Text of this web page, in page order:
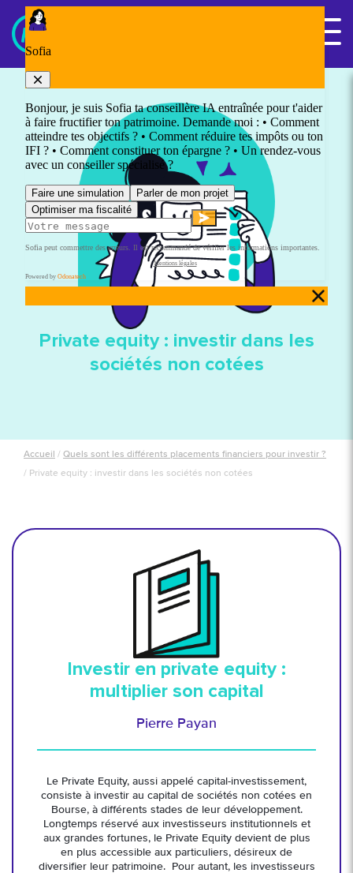
Panneau de gestion des cookies
Private equity : investir dans les
sociétés non cotées
Accueil / Quels sont les différents placements financiers pour investir ?
/ Private equity : investir dans les sociétés non cotées
Investir en private equity :
multiplier son capital
Pierre Payan
Le Private Equity, aussi appelé capital-investissement,
consiste à investir au capital de sociétés non cotées en
Bourse, à différents stades de leur développement.
Longtemps réservé aux investisseurs institutionnels et
aux grandes fortunes, le Private Equity devient de plus
en plus accessible aux particuliers, désireux de
diversifier leur patrimoine. Pour autant, les investisseurs